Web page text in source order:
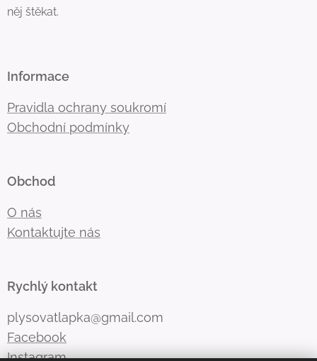
něj štěkat.
Informace
Pravidla ochrany soukromí
Obchodní podmínky
Obchod
O nás
Kontaktujte nás
Rychlý kontakt
plysovatlapka@gmail.com
Facebook
Instagram